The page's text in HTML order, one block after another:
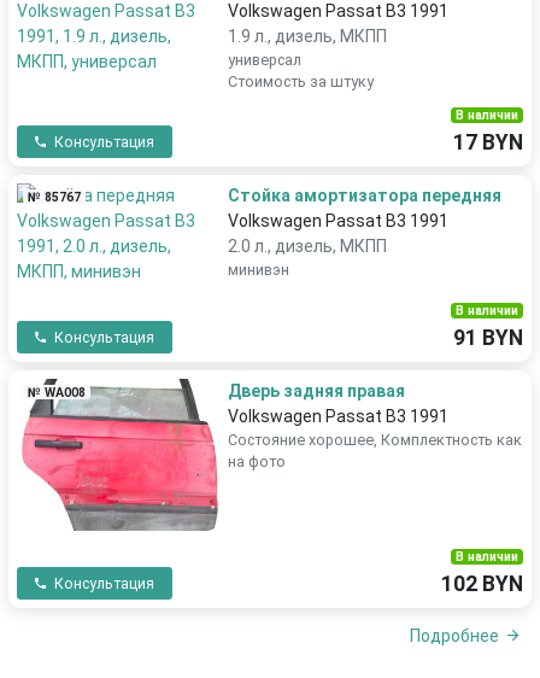
Volkswagen Passat B3 1991
1.9 л., дизель, МКПП
универсал
Стоимость за штуку
Консультация
В наличии
17 BYN
№ 85767
Стойка амортизатора передняя
Volkswagen Passat B3 1991
2.0 л., дизель, МКПП
минивэн
Консультация
В наличии
91 BYN
№ WA008
Дверь задняя правая
Volkswagen Passat B3 1991
Состояние хорошее, Комплектность как
на фото
Консультация
В наличии
102 BYN
Подробнее